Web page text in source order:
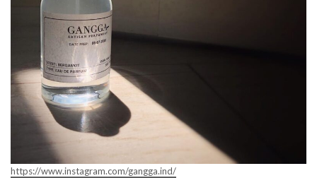
https://www.instagram.com/gangga.ind/